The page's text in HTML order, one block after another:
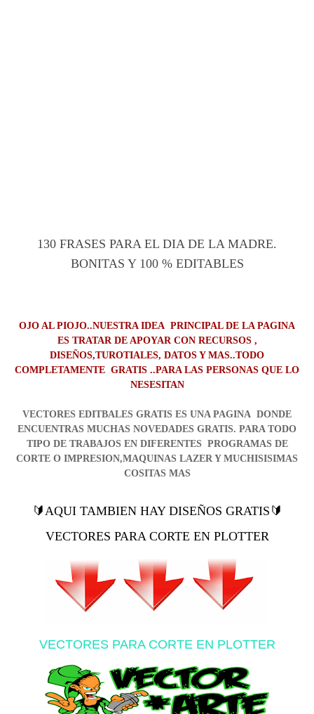
130 FRASES PARA EL DIA DE LA MADRE.
BONITAS Y 100 % EDITABLES
OJO AL PIOJO..NUESTRA IDEA PRINCIPAL DE LA PAGINA
ES TRATAR DE APOYAR CON RECURSOS ,
DISEÑOS,TUROTIALES, DATOS Y MAS..TODO
COMPLETAMENTE GRATIS ..PARA LAS PERSONAS QUE LO
NESESITAN
VECTORES EDITBALES GRATIS ES UNA PAGINA DONDE
ENCUENTRAS MUCHAS NOVEDADES GRATIS. PARA TODO
TIPO DE TRABAJOS EN DIFERENTES PROGRAMAS DE
CORTE O IMPRESION,MAQUINAS LAZER Y MUCHISISIMAS
COSITAS MAS
🔰AQUI TAMBIEN HAY DISEÑOS GRATIS🔰
VECTORES PARA CORTE EN PLOTTER
VECTORES PARA CORTE EN PLOTTER